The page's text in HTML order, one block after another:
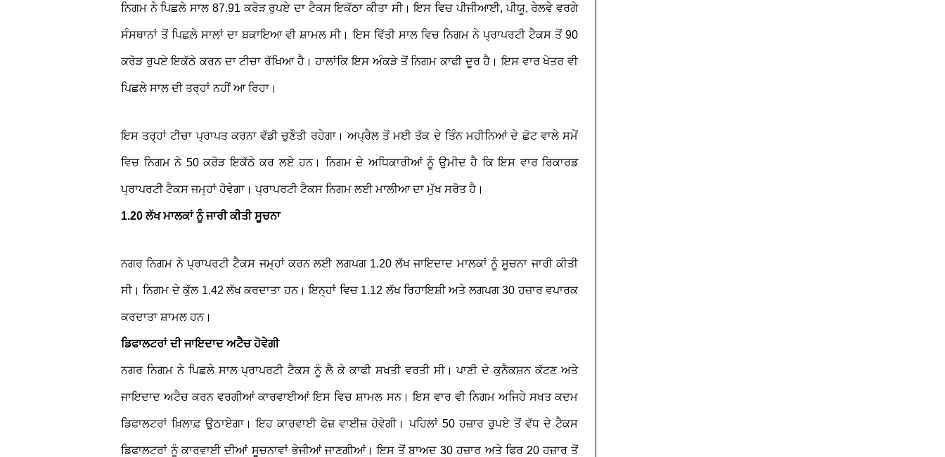
ਨਿਗਮ ਨੇ ਪਿਛਲੇ ਸਾਲ 87.91 ਕਰੋੜ ਰੁਪਏ ਦਾ ਟੈਕਸ ਇਕੱਠਾ ਕੀਤਾ ਸੀ। ਇਸ ਵਿਚ ਪੀਜੀਆਈ, ਪੀਯੂ, ਰੇਲਵੇ ਵਰਗੇ
ਸੰਸਥਾਨਾਂ ਤੋਂ ਪਿਛਲੇ ਸਾਲਾਂ ਦਾ ਬਕਾਇਆ ਵੀ ਸ਼ਾਮਲ ਸੀ। ਇਸ ਵਿੱਤੀ ਸਾਲ ਵਿਚ ਨਿਗਮ ਨੇ ਪ੍ਰਾਪਰਟੀ ਟੈਕਸ ਤੋਂ 90
ਕਰੋੜ ਰੁਪਏ ਇਕੱਠੇ ਕਰਨ ਦਾ ਟੀਚਾ ਰੱਖਿਆ ਹੈ। ਹਾਲਾਂਕਿ ਇਸ ਅੰਕੜੇ ਤੋਂ ਨਿਗਮ ਕਾਫੀ ਦੂਰ ਹੈ। ਇਸ ਵਾਰ ਖੇਤਰ ਵੀ
ਪਿਛਲੇ ਸਾਲ ਦੀ ਤਰ੍ਹਾਂ ਨਹੀਂ ਆ ਰਿਹਾ।
ਇਸ ਤਰ੍ਹਾਂ ਟੀਚਾ ਪ੍ਰਾਪਤ ਕਰਨਾ ਵੱਡੀ ਚੁਣੌਤੀ ਰਹੇਗਾ। ਅਪ੍ਰੈਲ ਤੋਂ ਮਈ ਤੱਕ ਦੇ ਤਿੰਨ ਮਹੀਨਿਆਂ ਦੇ ਛੋਟ ਵਾਲੇ ਸਮੇਂ
ਵਿਚ ਨਿਗਮ ਨੇ 50 ਕਰੋੜ ਇਕੱਠੇ ਕਰ ਲਏ ਹਨ। ਨਿਗਮ ਦੇ ਅਧਿਕਾਰੀਆਂ ਨੂੰ ਉਮੀਦ ਹੈ ਕਿ ਇਸ ਵਾਰ ਰਿਕਾਰਡ
ਪ੍ਰਾਪਰਟੀ ਟੈਕਸ ਜਮ੍ਹਾਂ ਹੋਵੇਗਾ। ਪ੍ਰਾਪਰਟੀ ਟੈਕਸ ਨਿਗਮ ਲਈ ਮਾਲੀਆ ਦਾ ਮੁੱਖ ਸਰੋਤ ਹੈ।
1.20 ਲੱਖ ਮਾਲਕਾਂ ਨੂੰ ਜਾਰੀ ਕੀਤੀ ਸੂਚਨਾ
ਨਗਰ ਨਿਗਮ ਨੇ ਪ੍ਰਾਪਰਟੀ ਟੈਕਸ ਜਮ੍ਹਾਂ ਕਰਨ ਲਈ ਲਗਪਗ 1.20 ਲੱਖ ਜਾਇਦਾਦ ਮਾਲਕਾਂ ਨੂੰ ਸੂਚਨਾ ਜਾਰੀ ਕੀਤੀ
ਸੀ। ਨਿਗਮ ਦੇ ਕੁੱਲ 1.42 ਲੱਖ ਕਰਦਾਤਾ ਹਨ। ਇਨ੍ਹਾਂ ਵਿਚ 1.12 ਲੱਖ ਰਿਹਾਇਸ਼ੀ ਅਤੇ ਲਗਪਗ 30 ਹਜ਼ਾਰ ਵਪਾਰਕ
ਕਰਦਾਤਾ ਸ਼ਾਮਲ ਹਨ।
ਡਿਫਾਲਟਰਾਂ ਦੀ ਜਾਇਦਾਦ ਅਟੈਚ ਹੋਵੇਗੀ
ਨਗਰ ਨਿਗਮ ਨੇ ਪਿਛਲੇ ਸਾਲ ਪ੍ਰਾਪਰਟੀ ਟੈਕਸ ਨੂੰ ਲੈ ਕੇ ਕਾਫੀ ਸਖਤੀ ਵਰਤੀ ਸੀ। ਪਾਣੀ ਦੇ ਕੁਨੈਕਸ਼ਨ ਕੱਟਣ ਅਤੇ
ਜਾਇਦਾਦ ਅਟੈਚ ਕਰਨ ਵਰਗੀਆਂ ਕਾਰਵਾਈਆਂ ਇਸ ਵਿਚ ਸ਼ਾਮਲ ਸਨ। ਇਸ ਵਾਰ ਵੀ ਨਿਗਮ ਅਜਿਹੇ ਸਖਤ ਕਦਮ
ਡਿਫਾਲਟਰਾਂ ਖ਼ਿਲਾਫ਼ ਉਠਾਏਗਾ। ਇਹ ਕਾਰਵਾਈ ਫੇਜ਼ ਵਾਈਜ਼ ਹੋਵੇਗੀ। ਪਹਿਲਾਂ 50 ਹਜ਼ਾਰ ਰੁਪਏ ਤੋਂ ਵੱਧ ਦੇ ਟੈਕਸ
ਡਿਫਾਲਟਰਾਂ ਨੂੰ ਕਾਰਵਾਈ ਦੀਆਂ ਸੂਚਨਾਵਾਂ ਭੇਜੀਆਂ ਜਾਣਗੀਆਂ। ਇਸ ਤੋਂ ਬਾਅਦ 30 ਹਜ਼ਾਰ ਅਤੇ ਫਿਰ 20 ਹਜ਼ਾਰ ਤੋਂ